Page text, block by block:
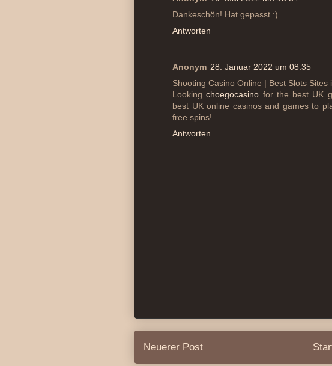
Dankeschön! Hat gepasst :)
Antworten
Anonym 28. Januar 2022 um 08:35
Shooting Casino Online | Best Slots Sites
Lookingchoegocasino for the best UK
best UK online casinos and games to
free spins!
Antworten
Neuerer Post